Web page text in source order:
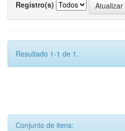
Registro(s)
Resultado 1-1 de 1.
Conjunto de itens: